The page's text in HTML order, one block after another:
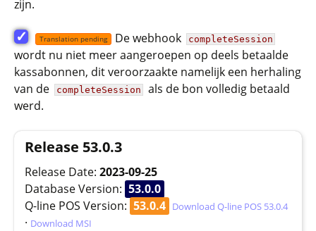
zijn.
✓ Translation pending De webhook completeSession
wordt nu niet meer aangeroepen op deels betaalde
kassabonnen, dit veroorzaakte namelijk een herhaling
van de
completeSession
als de bon volledig betaald
werd.
Release 53.0.3
Release Date: 2023-09-25
Database Version: 53.0.0
Q-line POS Version: 53.0.4 Download Q-line POS 53.0.4
· Download MSI